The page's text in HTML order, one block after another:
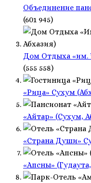
Объединение
(601 945)
Дом Отдыха «им.
(555 558)
«Рица» Сухум
«Айтар» (Сухум,
«Страна Души»
«Апсны»